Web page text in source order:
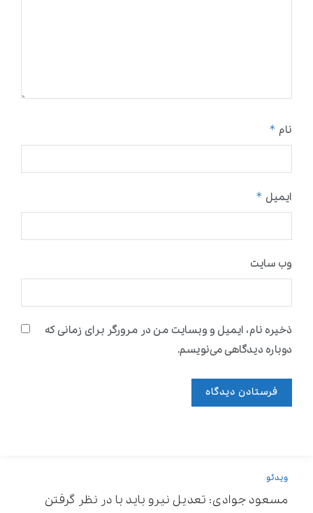
نام *
ایمیل *
وب‌ سایت
ذخیره نام، ایمیل و وبسایت من در مرورگر برای زمانی که
دوباره دیدگاهی می‌نویسم.
ویدئو
مسعود جوادی: تعدیل نیرو باید با در نظر گرفتن